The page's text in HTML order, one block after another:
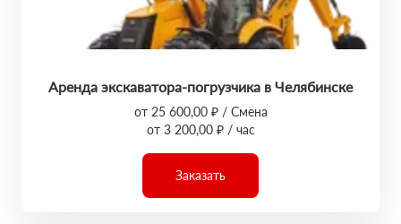
Аренда экскаватора-погрузчика в Челябинске
от 25 600,00 ₽ / Смена
от 3 200,00 ₽ / час
Заказать